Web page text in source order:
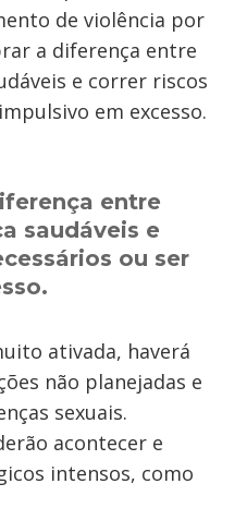
de violência por
a diferença entre
e correr riscos
em excesso.
entre
saudáveis e
ou ser
ativada, haverá
não planejadas e
sexuais.
acontecer e
intensos, como